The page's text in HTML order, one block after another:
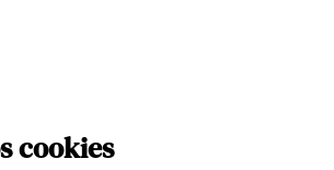
cookies